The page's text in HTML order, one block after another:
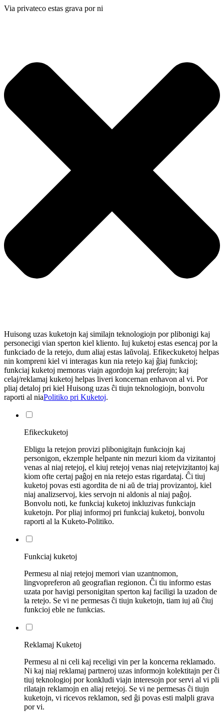
Via privateco estas grava por ni
Huisong uzas kuketojn kaj similajn teknologiojn por plibonigi kaj
personecigi vian sperton kiel kliento. Iuj kuketoj estas esencaj por la
funkciado de la retejo, dum aliaj estas laŭvolaj. Efikeckuketoj helpas
nin kompreni kiel vi interagas kun nia retejo kaj ĝiaj funkcioj;
funkciaj kuketoj memoras viajn agordojn kaj preferojn; kaj
celaj/reklamaj kuketoj helpas liveri koncernan enhavon al vi. Por
pliaj detaloj pri kiel Huisong uzas ĉi tiujn teknologiojn, bonvolu
raporti al niaPolitiko pri Kuketoj.
Efikeckuketoj
Ebligu la retejon provizi plibonigitajn funkciojn kaj
personigon, ekzemple helpante nin mezuri kiom da vizitantoj
venas al niaj retejoj, el kiuj retejoj venas niaj retejvizitantoj kaj
kiom ofte certaj paĝoj en nia retejo estas rigardataj. Ĉi tiuj
kuketoj povas esti agordita de ni aŭ de triaj provizantoj, kiel
niaj analizservoj, kies servojn ni aldonis al niaj paĝoj.
Bonvolu noti, ke funkciaj kuketoj inkluzivas funkciajn
kuketojn. Por pliaj informoj pri funkciaj kuketoj, bonvolu
raporti al la Kuketo-Politiko.
Funkciaj kuketoj
Permesu al niaj retejoj memori vian uzantnomon,
lingvopreferon aŭ geografian regionon. Ĉi tiu informo estas
uzata por havigi personigitan sperton kaj faciligi la uzadon de
la retejo. Se vi ne permesas ĉi tiujn kuketojn, tiam iuj aŭ ĉiuj
funkcioj eble ne funkcias.
Reklamaj Kuketoj
Permesu al ni celi kaj receligi vin per la koncerna reklamado.
Ni kaj niaj reklamaj partneroj uzas informojn kolektitajn per ĉi
tiuj teknologioj por konkludi viajn interesojn por servi al vi pli
rilatajn reklamojn en aliaj retejoj. Se vi ne permesas ĉi tiujn
kuketojn, vi ricevos reklamon, sed ĝi povas esti malpli grava
por vi.